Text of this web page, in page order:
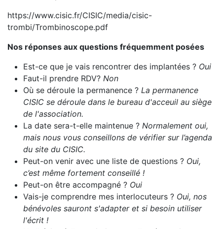
https://www.cisic.fr/CISIC/media/cisic-
trombi/Trombinoscope.pdf
Nos réponses aux questions fréquemment posées
Est-ce que je vais rencontrer des implantées ? Oui
Faut-il prendre RDV? Non
Où se déroule la permanence ? La permanence
CISIC se déroule dans le bureau d'acceuil au siège
de l'association.
La date sera-t-elle maintenue ? Normalement oui,
mais nous vous conseillons de vérifier sur l’agenda
du site du CISIC.
Peut-on venir avec une liste de questions ? Oui,
c’est même fortement conseillé !
Peut-on être accompagné ? Oui
Vais-je comprendre mes interlocuteurs ? Oui, nos
bénévoles sauront s'adapter et si besoin utiliser
l'écrit !